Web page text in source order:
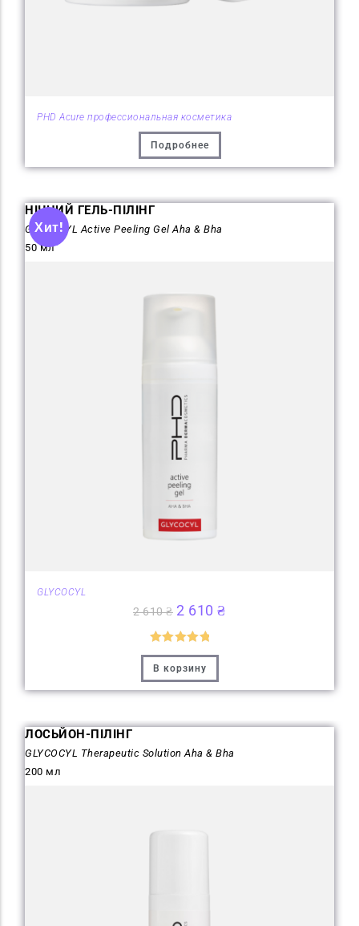
PHD Acure профессиональная косметика
Подробнее
Хит!
НІЧНИЙ ГЕЛЬ-ПІЛІНГ
GLYCOCYL Active Peeling Gel Aha & Bha
50 мл
GLYCOCYL
2 610₴ 2 610₴
Оценка5
из 5
В корзину
ЛОСЬЙОН-ПІЛІНГ
GLYCOCYL Therapeutic Solution Aha & Bha
200 мл